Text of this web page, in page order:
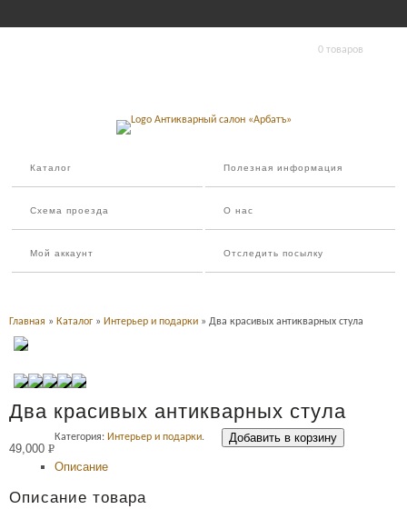
0 товаров
Каталог Полезная информация
Схема проезда О нас
Мой аккаунт Отследить посылку
Главная » Каталог » Интерьер и подарки » Два красивых антикварных стула
Два красивых антикварных стула
49,000 Р
УБ.
Добавить в корзину
Категория: Интерьер и подарки.
Описание
Описание товара